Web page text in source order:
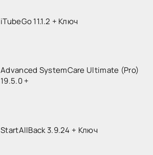
iTubeGo 11.1.2 + Ключ
Advanced SystemCare Ultimate (Pro)
19.5.0 +
StartAllBack 3.9.24 + Ключ